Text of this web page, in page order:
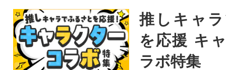
推しキャ
を応援 キ
ラボ特集